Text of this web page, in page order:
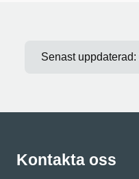
Senast uppdaterad:
Kontakta oss